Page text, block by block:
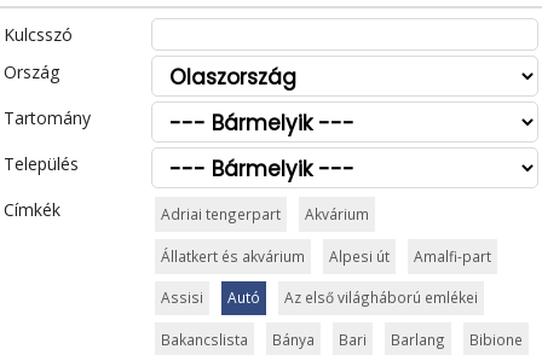
Kulcsszó
Ország
Tartomány
Település
Címkék
Adriai tengerpart Akvárium
Állatkert és akvárium Alpesi út Amalfi-part
Assisi Autó Az első világháború emlékei
Bakancslista Bánya Bari Barlang Bibione